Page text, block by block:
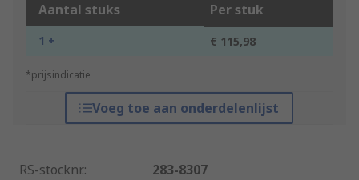
Aantal stuks Per stuk
1 + € 115,98
*prijsindicatie
Voeg toe aan onderdelenlijst
RS-stocknr.:
283-8307